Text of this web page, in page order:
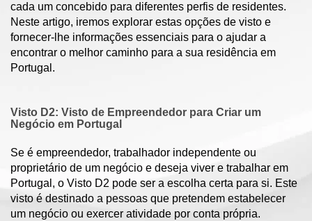
cada um concebido para diferentes perfis de residentes.
Neste artigo, iremos explorar estas opções de visto e
fornecer-lhe informações essenciais para o ajudar a
encontrar o melhor caminho para a sua residência em
Portugal.
Visto D2: Visto de Empreendedor para Criar um
Negócio em Portugal
Se é empreendedor, trabalhador independente ou
proprietário de um negócio e deseja viver e trabalhar em
Portugal, o Visto D2 pode ser a escolha certa para si. Este
visto é destinado a pessoas que pretendem estabelecer
um negócio ou exercer atividade por conta própria.